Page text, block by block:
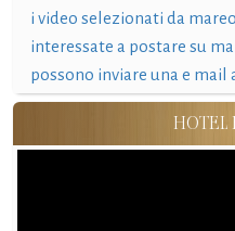
i video selezionati da
interessate a postare su
possono inviare una e mail
HOTEL